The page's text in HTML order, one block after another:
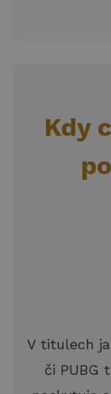
Kdy
V titulech
či PUBG